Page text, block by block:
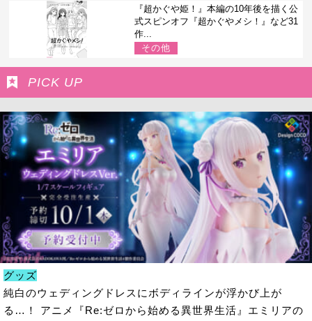
『超かぐや姫！』本編の10年後を描く公
式スピンオフ『超かぐやメシ！』など31
作...
その他
PICK UP
グッズ
純白のウェディングドレスにボディラインが浮かび上が
る…！ アニメ『Re:ゼロから始める異世界生活』エミリアの